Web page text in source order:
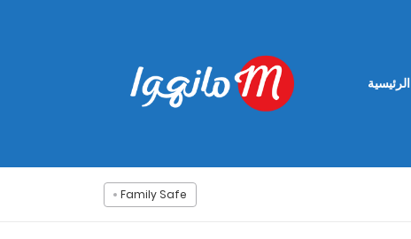
الرئيسية
Family Safe